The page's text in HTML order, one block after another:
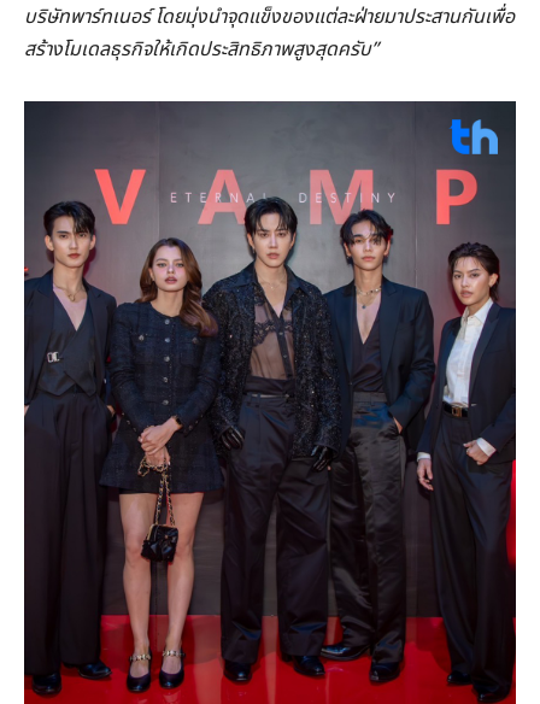
บริษัทพาร์ทเนอร์ โดยมุ่งนำจุดแข็งของแต่ละฝ่ายมาประสานกันเพื่อ
สร้างโมเดลธุรกิจให้เกิดประสิทธิภาพสูงสุดครับ”